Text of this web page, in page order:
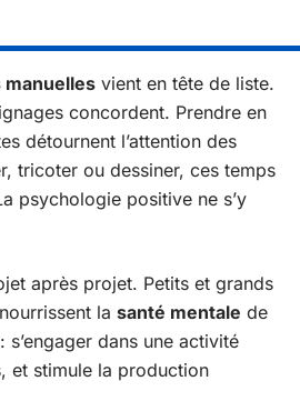
manuelles vient en tête de liste.
concordent. Prendre en
détournent l’attention des
tricoter ou dessiner, ces temps
psychologie positive ne s’y
après projet. Petits et grands
la santé mentale de
dans une activité
et stimule la production